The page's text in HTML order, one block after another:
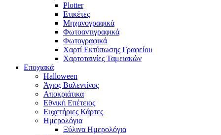
Plotter
Ετικέτες
Μηχανογραφικά
Φωτοαντιγραφικά
Φωτογραφικά
Χαρτί Εκτύπωσης Γραφείου
Χαρτοταινίες Ταμειακών
Εποχιακά
Halloween
Άγιος Βαλεντίνος
Αποκριάτικα
Εθνική Επέτειος
Ευχετήριες Κάρτες
Ημερολόγια
Ξύλινα Ημερολόγια